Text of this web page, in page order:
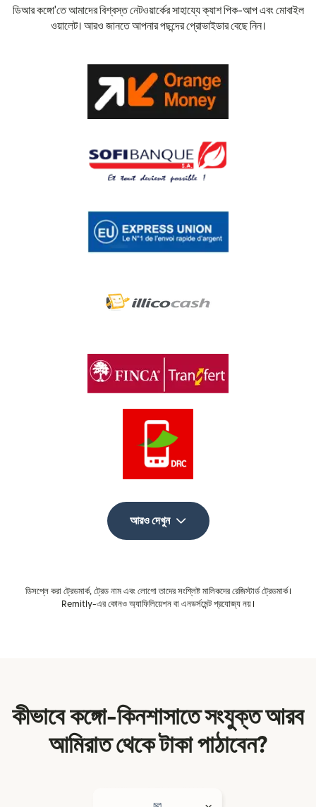
ডিআর কঙ্গো'তে আমাদের বিশ্বস্ত নেটওয়ার্কের সাহায্যে ক্যাশ পিক-আপ এবং মোবাইল
ওয়ালেট। আরও জানতে আপনার পছন্দের প্রোভাইডার বেছে নিন।
আরও দেখুন
ডিসপ্লে করা ট্রেডমার্ক, ট্রেড নাম এবং লোগো তাদের সংশ্লিষ্ট মালিকদের রেজিস্টার্ড ট্রেডমার্ক।
Remitly-এর কোনও অ্যাফিলিয়েশন বা এনডর্সমেন্ট প্রযোজ্য নয়।
কীভাবে কঙ্গো-কিনশাসাতে সংযুক্ত আরব
আমিরাত থেকে টাকা পাঠাবেন?